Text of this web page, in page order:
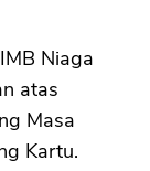
Niaga
atas
Masa
Kartu.